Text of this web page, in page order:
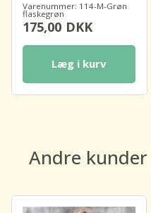
Varenummer: 114-M-Grøn
flaskegrøn
175,00DKK
Læg i kurv
Andre